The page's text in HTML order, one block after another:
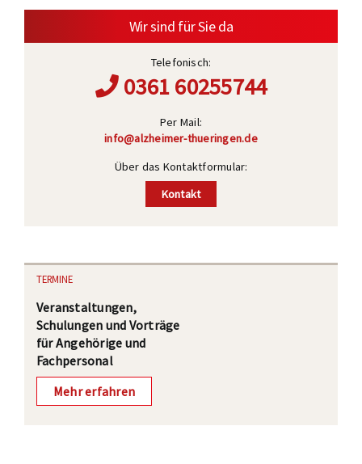
Wir sind für Sie da
Telefonisch:
0361 60255744
Per Mail:
info@alzheimer-thueringen.de
Über das Kontaktformular:
Kontakt
TERMINE
Veranstaltungen,
Schulungen und Vorträge
für Angehörige und
Fachpersonal
Mehr erfahren